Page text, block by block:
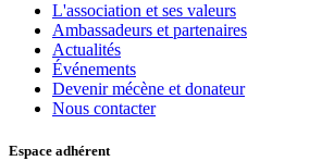
L'association et ses valeurs
Ambassadeurs et partenaires
Actualités
Événements
Devenir mécène et donateur
Nous contacter
Espace adhérent